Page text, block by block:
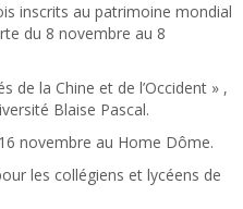
inscrits au patrimoine mondial
du 8 novembre au 8
de la Chine et de l’Occident » ,
Blaise Pascal.
novembre au Home Dôme.
les collégiens et lycéens de